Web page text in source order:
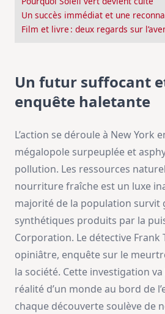
Un succès immédiat et une
Film et livre : deux regards sur
Un futur suffocant
enquête haletante
L’action se déroule à New York
mégalopole surpeuplée et
pollution. Les ressources
nourriture fraîche est un luxe
majorité de la population survit
synthétiques produits par la
Corporation. Le détective Frank
opiniâtre, enquête sur le
la société. Cette investigation
réalité d’un monde au bord de
chaque découverte soulève de